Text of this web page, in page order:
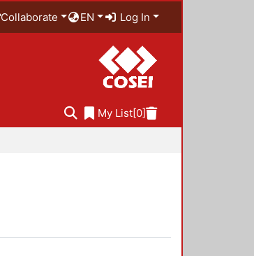
Collaborate EN Log In
My List[0]